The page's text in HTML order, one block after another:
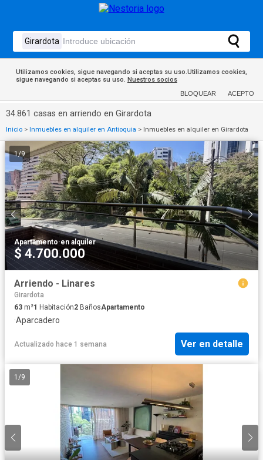
Utilizamos cookies, sigue navegando si aceptas su uso.Utilizamos cookies,
sigue navegando si aceptas su uso. Nuestros socios
BLOQUEAR ACEPTO
34.861 casas en arriendo en Girardota
Inicio > Inmuebles en alquiler en Antioquia > Inmuebles en alquiler en Girardota
1/9
Apartamento·en alquiler
$ 4.700.000
Arriendo - Linares
Girardota
63 m²1 Habitación2 BañosApartamento
·Aparcadero
Actualizado hace 1 semana Ver en detalle
1 /9